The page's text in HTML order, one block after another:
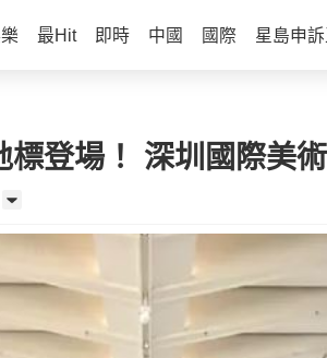
最Hit 即時 中國 國際 星島申訴
標登場！ 深圳國際美